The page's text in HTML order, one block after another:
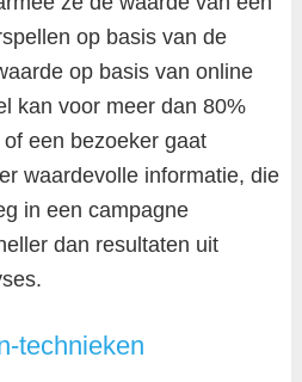
op basis van de
op basis van online
kan voor meer dan 80%
een bezoeker gaat
waardevolle informatie, die
in een campagne
dan resultaten uit
technieken